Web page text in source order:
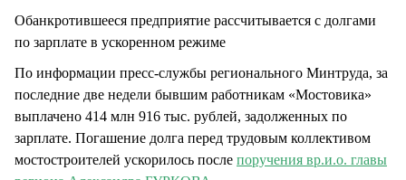
Обанкротившееся предприятие рассчитывается с долгами
по зарплате в ускоренном режиме
По информации пресс-службы регионального Минтруда, за
последние две недели бывшим работникам «Мостовика»
выплачено 414 млн 916 тыс. рублей, задолженных по
зарплате. Погашение долга перед трудовым коллективом
мостостроителей ускорилось после поручения вр.и.о. главы